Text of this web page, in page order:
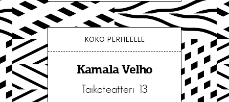
KOKO PERHEELLE
Kamala Velho
Taikateatteri 13